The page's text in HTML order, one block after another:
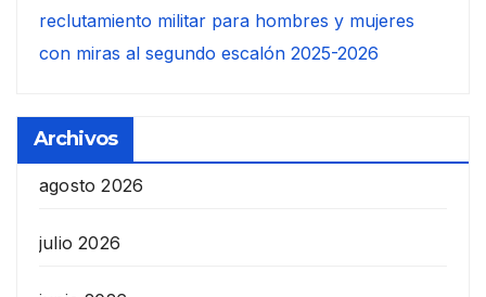
reclutamiento militar para hombres y mujeres
con miras al segundo escalón 2025-2026
Archivos
agosto 2026
julio 2026